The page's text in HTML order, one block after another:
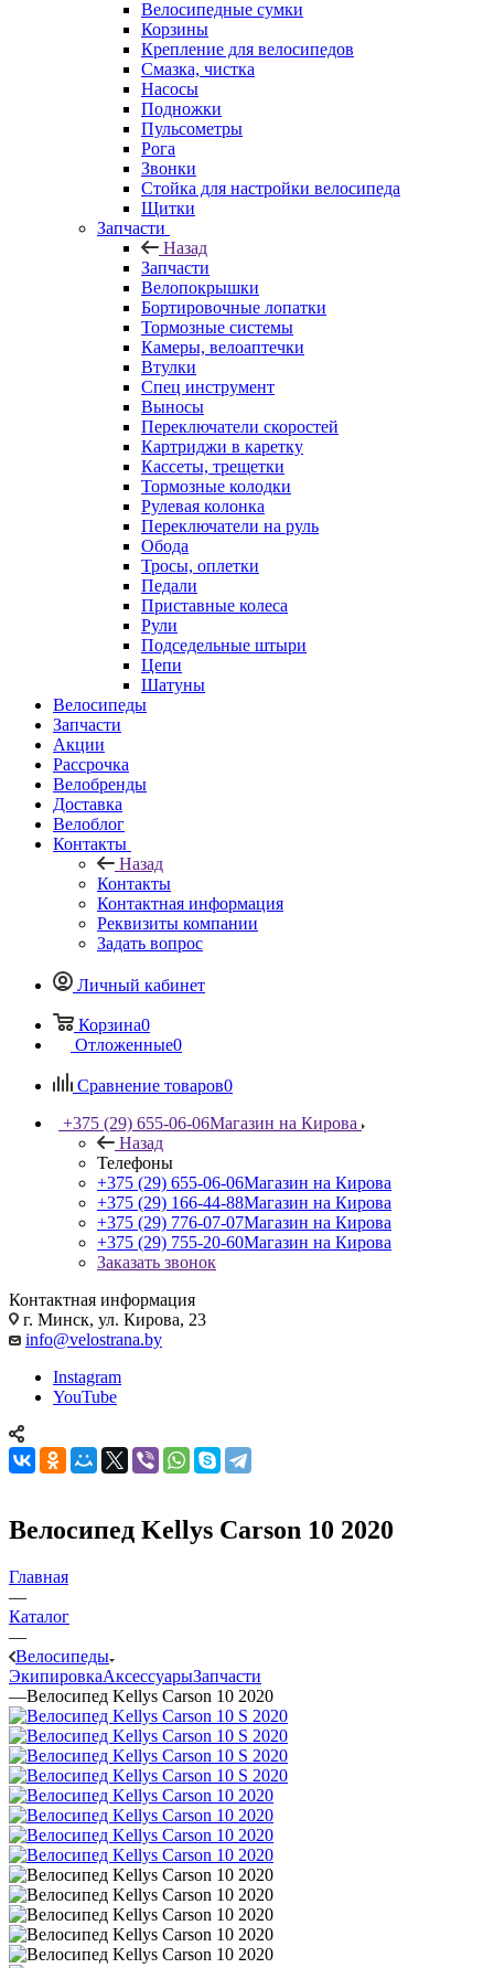
Велосипедные сумки
Корзины
Крепление для велосипедов
Смазка, чистка
Насосы
Подножки
Пульсометры
Рога
Звонки
Стойка для настройки велосипеда
Щитки
Запчасти
Назад
Запчасти
Велопокрышки
Бортировочные лопатки
Тормозные системы
Камеры, велоаптечки
Втулки
Спец инструмент
Выносы
Переключатели скоростей
Картриджи в каретку
Кассеты, трещетки
Тормозные колодки
Рулевая колонка
Переключатели на руль
Обода
Тросы, оплетки
Педали
Приставные колеса
Рули
Подседельные штыри
Цепи
Шатуны
Велосипеды
Запчасти
Акции
Рассрочка
Велобренды
Доставка
Велоблог
Контакты
Назад
Контакты
Контактная информация
Реквизиты компании
Задать вопрос
Личный кабинет
Корзина0
Отложенные0
Сравнение товаров0
+375 (29) 655-06-06Магазин на Кирова
Назад
Телефоны
+375 (29) 655-06-06Магазин на Кирова
+375 (29) 166-44-88Магазин на Кирова
+375 (29) 776-07-07Магазин на Кирова
+375 (29) 755-20-60Магазин на Кирова
Заказать звонок
Контактная информация
г. Минск, ул. Кирова, 23
info@velostrana.by
Instagram
YouTube
Велосипед Kellys Carson 10 2020
Главная
—
Каталог
—
Велосипеды
ЭкипировкаАксессуарыЗапчасти
—Велосипед Kellys Carson 10 2020